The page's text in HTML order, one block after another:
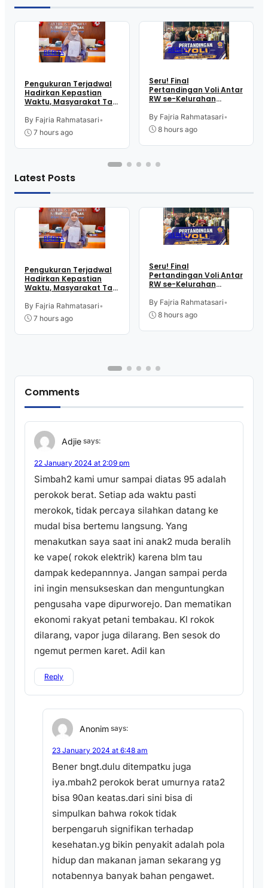
BERITA
Pengukuran Terjadwal
Hadirkan Kepastian
Waktu, Masyarakat Tak
Layanan Pertanahan
By Fajria Rahmatasari•
7 hours ago
BERITA
Seru! Final
Pertandingan Voli Antar
RW se-Kelurahan
Sambut HUT RI
By Fajria Rahmatasari•
8 hours ago
Latest Posts
BERITA
Pengukuran Terjadwal
Hadirkan Kepastian
Waktu, Masyarakat Tak
Layanan Pertanahan
By Fajria Rahmatasari•
7 hours ago
BERITA
Seru! Final
Pertandingan Voli Antar
RW se-Kelurahan
Sambut HUT RI
By Fajria Rahmatasari•
8 hours ago
Comments
Adjie says:
22 January 2024 at 2:09 pm
Simbah2 kami umur sampai diatas 95 adalah
perokok berat. Setiap ada waktu pasti
merokok, tidak percaya silahkan datang ke
mudal bisa bertemu langsung. Yang
menakutkan saya saat ini anak2 muda beralih
ke vape( rokok elektrik) karena blm tau
dampak kedepannnya. Jangan sampai perda
ini ingin mensukseskan dan menguntungkan
pengusaha vape dipurworejo. Dan mematikan
ekonomi rakyat petani tembakau. Kl rokok
dilarang, vapor juga dilarang. Ben sesok do
ngemut permen karet. Adil kan
Reply
Anonim says:
23 January 2024 at 6:48 am
Bener bngt.dulu ditempatku juga
iya.mbah2 perokok berat umurnya rata2
bisa 90an keatas.dari sini bisa di
simpulkan bahwa rokok tidak
berpengaruh signifikan terhadap
kesehatan.yg bikin penyakit adalah pola
hidup dan makanan jaman sekarang yg
notabennya banyak bahan pengawet.